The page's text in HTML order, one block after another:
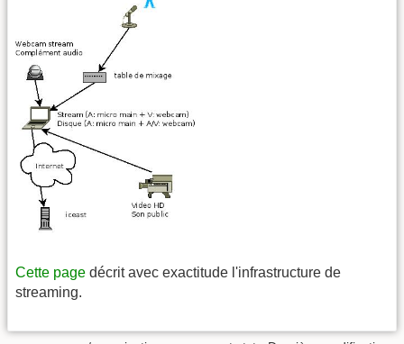
Cette page décrit avec exactitude l'infrastructure de
streaming.